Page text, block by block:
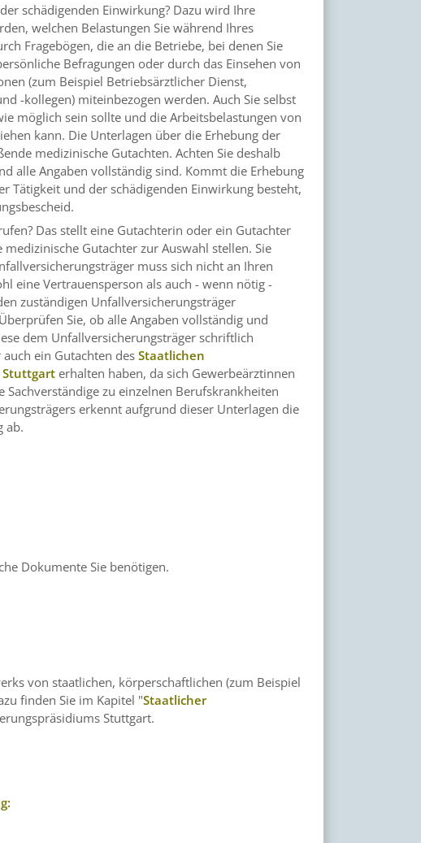
schädigenden Einwirkung? Dazu wird Ihre
welchen Belastungen Sie während Ihres
Fragebögen, die an die Betriebe, bei denen Sie
Befragungen oder durch das Einsehen von
(zum Beispiel Betriebsärztlicher Dienst,
-kollegen) miteinbezogen werden. Auch Sie selbst
möglich sein sollte und die Arbeitsbelastungen von
kann. Die Unterlagen über die Erhebung der
medizinische Gutachten. Achten Sie deshalb
alle Angaben vollständig sind. Kommt die Erhebung
Tätigkeit und der schädigenden Einwirkung besteht,
Das stellt eine Gutachterin oder ein Gutachter
Gutachter zur Auswahl stellen. Sie
muss sich nicht an Ihren
eine Vertrauensperson als auch - wenn nötig -
zuständigen Unfallversicherungsträger
Sie, ob alle Angaben vollständig und
dem Unfallversicherungsträger schriftlich
ein Gutachten desStaatlichen
Stuttgart erhalten haben, da sich Gewerbeärztinnen
zu einzelnen Berufskrankheiten
erkennt aufgrund dieser Unterlagen die
ab.
Dokumente Sie benötigen.
von staatlichen, körperschaftlichen (zum Beispiel
finden Sie im Kapitel "Staatlicher
Stuttgart.